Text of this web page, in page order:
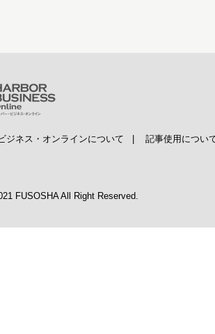
ジネス・オンラインについて 記事使用につい
FUSOSHA All Right Reserved.